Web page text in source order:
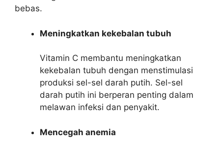
bebas.
Meningkatkan kekebalan tubuh
Vitamin C membantu meningkatkan
kekebalan tubuh dengan menstimulasi
produksi sel-sel darah putih. Sel-sel
darah putih ini berperan penting dalam
melawan infeksi dan penyakit.
Mencegah anemia